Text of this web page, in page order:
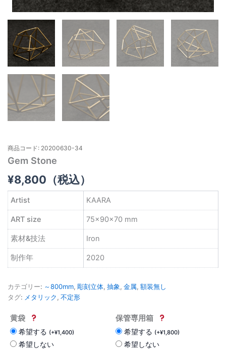
商品コード: 20200630-34
Gem Stone
¥8,800 （税込）
Artist KAARA
ART size 75×90×70 mm
素材&技法 Iron
制作年 2020
カテゴリー: ～800mm, 彫刻立体, 抽象 , 金属, 額装無し
タグ: メタリック , 不定形
黄袋
希望する (+¥1,400)
希望しない
保管専用箱
希望する (+¥1,800)
希望しない